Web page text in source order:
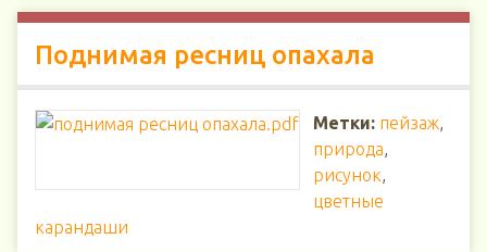
Поднимая ресниц опахала
Метки: пейзаж,
природа,
рисунок,
цветные
карандаши